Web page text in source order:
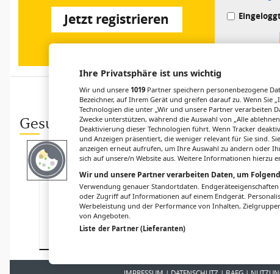
Jetzt registrieren
Gesund.at entdecken
STANDESPOLITIK
ÖGIM
präsentiert
Positionspapier
zur Zukunft der
Inneren Medizin
PERSONALIA
Österreichische
Plattform
Patient:innensic
herheit: Neuer
gewählt
Ihre Privatsphäre ist uns wichtig
Wir und unsere 1019 Partner speichern personenbezogene
Bezeichner, auf Ihrem Gerät und greifen darauf zu. Wenn Sie
Technologien die unter „Wir und unsere Partner verarbeiten
Zwecke unterstützen, während die Auswahl von „Alle
Deaktivierung dieser Technologien führt. Wenn Tracker
und Anzeigen präsentiert, die weniger relevant für Sie sind.
anzeigen erneut aufrufen, um Ihre Auswahl zu ändern oder
sich auf unsere/n Website aus. Weitere Informationen hierzu
Wir und unsere Partner verarbeiten Daten, um
Verwendung genauer Standortdaten.
oder Zugriff auf Informationen auf einem Endgerät.
Werbeleistung und der Performance von Inhalten,
von Angeboten.
Liste der Partner (Lieferanten)